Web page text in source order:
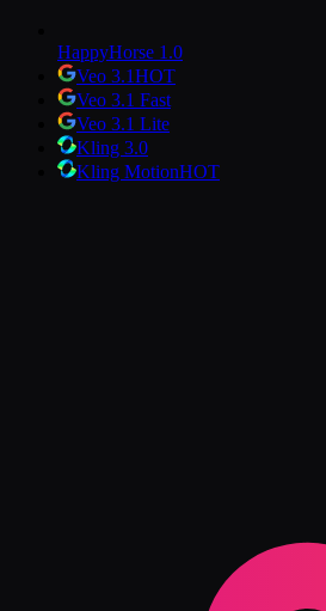
HappyHorse 1.0
Veo 3.1HOT
Veo 3.1 Fast
Veo 3.1 Lite
Kling 3.0
Kling MotionHOT